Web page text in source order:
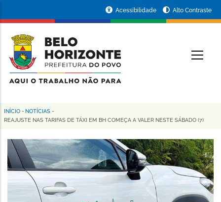
conteúdo
principal
da
Prefeitura
de
Horizonte
Acessibilidade Alto Contraste
Trilha
navegação
INÍCIO - NOTÍCIAS -
REAJUSTE NAS TARIFAS DE TÁXI EM BH COMEÇA A VALER NESTE SÁBADO (7)